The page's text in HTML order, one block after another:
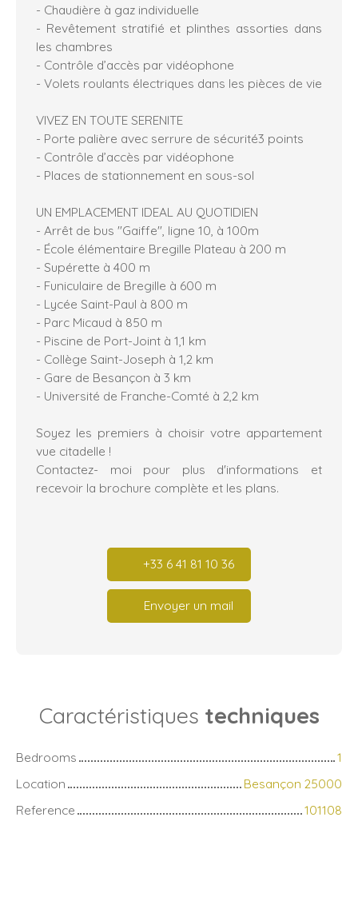
- Chaudière à gaz individuelle
- Revêtement stratifié et plinthes assorties dans
les chambres
- Contrôle d’accès par vidéophone
- Volets roulants électriques dans les pièces de vie
VIVEZ EN TOUTE SERENITE
- Porte palière avec serrure de sécurité3 points
- Contrôle d’accès par vidéophone
- Places de stationnement en sous-sol
UN EMPLACEMENT IDEAL AU QUOTIDIEN
- Arrêt de bus "Gaiffe", ligne 10, à 100m
- École élémentaire Bregille Plateau à 200 m
- Supérette à 400 m
- Funiculaire de Bregille à 600 m
- Lycée Saint-Paul à 800 m
- Parc Micaud à 850 m
- Piscine de Port-Joint à 1,1 km
- Collège Saint-Joseph à 1,2 km
- Gare de Besançon à 3 km
- Université de Franche-Comté à 2,2 km
Soyez les premiers à choisir votre appartement
vue citadelle !
Contactez- moi pour plus d'informations et
recevoir la brochure complète et les plans.
+33 6 41 81 10 36
Envoyer un mail
Caractéristiques techniques
Bedrooms
1
Location
Besançon 25000
Reference
101108